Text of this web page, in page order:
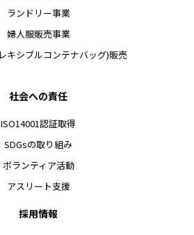
ランドリー事業
婦人服販売事業
キシブルコンテナバッグ)販売
社会への責任
ISO14001認証取得
SDGsの取り組み
ボランティア活動
アスリート支援
採用情報